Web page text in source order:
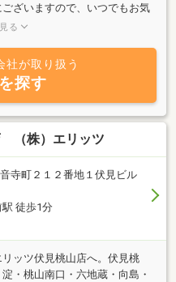
ざいますので、いつでもお気
ますので、お部屋探し以外の
Ｏ１の豊富な情報量の中から
ご紹介させて頂きます！伏見
しさせて頂きます！！
る
社が取り扱う
探す
（株）エリッツ
寺町２１２番地１伏見ビル
徒歩1分
ッツ伏見桃山店へ。伏見桃
・桃山南口・六地蔵・向島・